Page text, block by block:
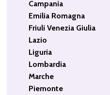
Campania
Emilia Romagna
Friuli Venezia Giulia
Lazio
Liguria
Lombardia
Marche
Piemonte